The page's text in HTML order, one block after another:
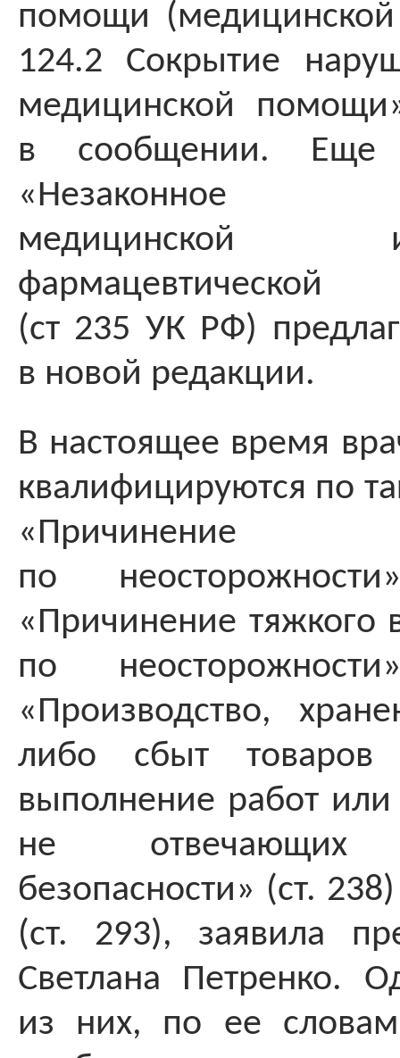
помощи (медицинской
124.2 Сокрытие
медицинской
в сообщении. Еще
«Незаконное
фармацевтической
(ст 235 УК РФ)
в новой редакции.
В настоящее время
квалифицируются по
по
«Причинение тяжкого
по
«Производство,
либо сбыт товаров
выполнение работ или
не отвечающих
безопасности» (ст.
(ст. 293), заявила
Светлана Петренко.
из них, по ее